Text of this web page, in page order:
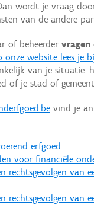
wordt je vraag
van de andere
of beheerder vragen
onze website lees je
van je situatie:
of je stad of
vind je
erfgoed
voor financiële
rechtsgevolgen van
rechtsgevolgen van